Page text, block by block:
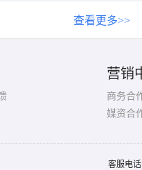
查看更多>>
营销
商务合
媒资合
客服电